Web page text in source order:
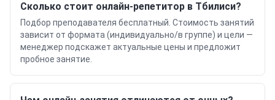
Сколько стоит онлайн-репетитор в Тбилиси?
Подбор преподавателя бесплатный. Стоимость занятий
зависит от формата (индивидуально/в группе) и цели —
менеджер подскажет актуальные цены и предложит
пробное занятие.